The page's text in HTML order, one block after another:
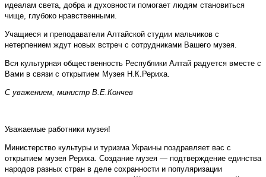
идеалам света, добра и духовности помогает людям становиться
чище, глубоко нравственными.
Учащиеся и преподаватели Алтайской студии мальчиков с
нетерпением ждут новых встреч с сотрудниками Вашего музея.
Вся культурная общественность Республики Алтай радуется вместе с
Вами в связи с открытием Музея Н.К.Рериха.
С уважением, министр В.Е.Кончев
Уважаемые работники музея!
Министерство культуры и туризма Украины поздравляет вас с
открытием музея Рериха. Создание музея — подтверждение единства
народов разных стран в деле сохранности и популяризации